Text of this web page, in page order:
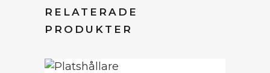
RELATERADE
PRODUKTER